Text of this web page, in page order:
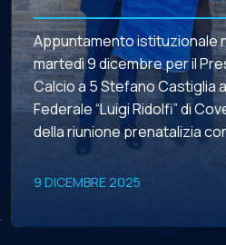
Appuntamento istituzionale
martedì 9 dicembre per il
Calcio a 5 Stefano Castiglia
Federale “Luigi Ridolfi” di
della riunione prenatalizia
Assembleari LND, il numero
incontrato nella location
9 DICEMBRE 2025